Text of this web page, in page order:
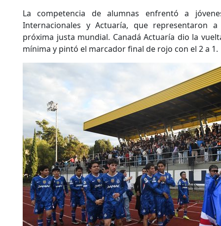
La competencia de alumnas enfrentó a
Internacionales y Actuaría, que representaron
próxima justa mundial. Canadá Actuaría dio la
mínima y pintó el marcador final de rojo con el 2 a 1.